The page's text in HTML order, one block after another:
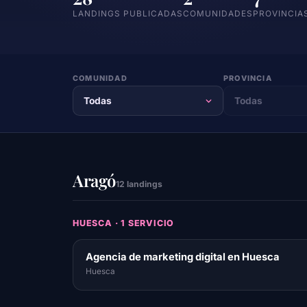
LANDINGS PUBLICADASCOMUNIDADES
COMUNIDAD PROVINCIA
Aragó12 landings
HUESCA · 1 SERVICIO
Agencia de marketing digital en Huesca
Huesca